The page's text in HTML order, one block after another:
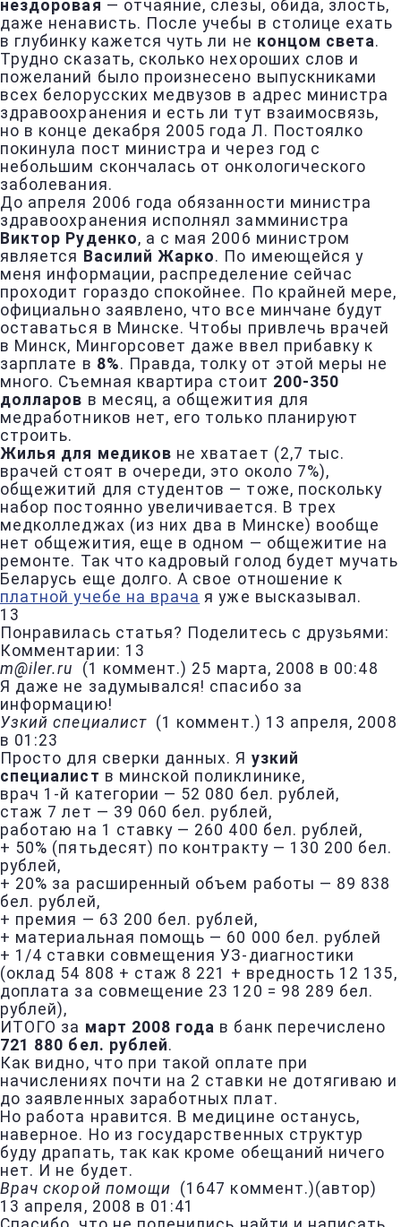
нездоровая — отчаяние, слезы, обида, злость,
даже ненависть. После учебы в столице ехать
в глубинку кажется чуть ли не концом света.
Трудно сказать, сколько нехороших слов и
пожеланий было произнесено выпускниками
всех белорусских медвузов в адрес министра
здравоохранения и есть ли тут взаимосвязь,
но в конце декабря 2005 года Л. Постоялко
покинула пост министра и через год с
небольшим скончалась от онкологического
заболевания.
До апреля 2006 года обязанности министра
здравоохранения исполнял замминистра
Виктор Руденко, а с мая 2006 министром
является Василий Жарко. По имеющейся у
меня информации, распределение сейчас
проходит гораздо спокойнее. По крайней мере,
официально заявлено, что все минчане будут
оставаться в Минске. Чтобы привлечь врачей
в Минск, Мингорсовет даже ввел прибавку к
зарплате в 8%. Правда, толку от этой меры не
много. Съемная квартира стоит 200-350
долларов в месяц, а общежития для
медработников нет, его только планируют
строить.
Жилья для медиков не хватает (2,7 тыс.
врачей стоят в очереди, это около 7%),
общежитий для студентов — тоже, поскольку
набор постоянно увеличивается. В трех
медколледжах (из них два в Минске) вообще
нет общежития, еще в одном — общежитие на
ремонте. Так что кадровый голод будет мучать
Беларусь еще долго. А свое отношение к
платной учебе на врача я уже высказывал.
13
Понравилась статья? Поделитесь с друзьями:
Комментарии: 13
m@iler.ru (1 коммент.) 25 марта, 2008 в 00:48
Я даже не задумывался! спасибо за
информацию!
Узкий специалист(1 коммент.) 13 апреля, 2008
в 01:23
Просто для сверки данных. Я узкий
специалист в минской поликлинике,
врач 1-й категории — 52 080 бел. рублей,
стаж 7 лет — 39 060 бел. рублей,
работаю на 1 ставку — 260 400 бел. рублей,
+ 50% (пятьдесят) по контракту — 130 200 бел.
рублей,
+ 20% за расширенный объем работы — 89 838
бел. рублей,
+ премия — 63 200 бел. рублей,
+ материальная помощь — 60 000 бел. рублей
+ 1/4 ставки совмещения УЗ-диагностики
(оклад 54 808 + стаж 8 221 + вредность 12 135,
доплата за совмещение 23 120 = 98 289 бел.
рублей),
ИТОГО за март 2008 года в банк перечислено
721 880 бел. рублей.
Как видно, что при такой оплате при
начислениях почти на 2 ставки не дотягиваю и
до заявленных заработных плат.
Но работа нравится. В медицине останусь,
наверное. Но из государственных структур
буду драпать, так как кроме обещаний ничего
нет. И не будет.
Врач скорой помощи (1647 коммент.)(автор)
13 апреля, 2008 в 01:41